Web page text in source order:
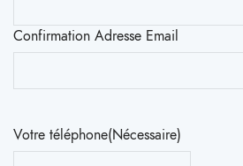
Confirmation Adresse Email
Votre téléphone(Nécessaire)